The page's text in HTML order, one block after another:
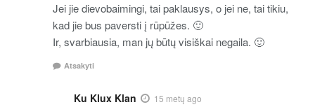
Jei jie dievobaimingi, tai paklausys, o jei ne, tai tikiu,
kad jie bus paversti į rūpūžes. 🙂
Ir, svarbiausia, man jų būtų visiškai negaila. 🙂
Atsakyti
Ku Klux Klan 15 metų ago